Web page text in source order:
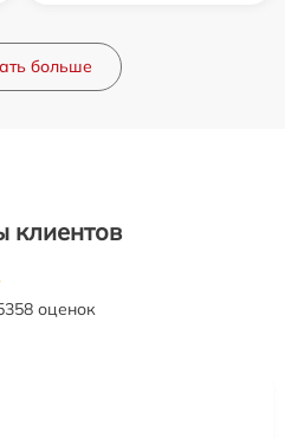
больше
клиентов
оценок